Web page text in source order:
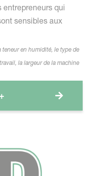
qui
sensibles aux
en humidité, le type de
la largeur de la machine